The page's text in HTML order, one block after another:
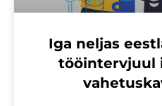
Iga neljas
tööintervjuul